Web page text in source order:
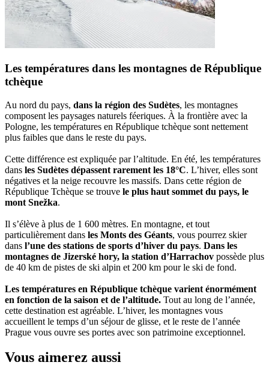
Les températures dans les montagnes de République
tchèque
Au nord du pays, dans la région des Sudètes, les montagnes
composent les paysages naturels féeriques. À la frontière avec la
Pologne, les températures en République tchèque sont nettement
plus faibles que dans le reste du pays.
Cette différence est expliquée par l’altitude. En été, les températures
dans les Sudètes dépassent rarement les 18°C. L’hiver, elles sont
négatives et la neige recouvre les massifs. Dans cette région de
République Tchèque se trouve le plus haut sommet du pays, le
mont Snežka.
Il s’élève à plus de 1 600 mètres. En montagne, et tout
particulièrement dans les Monts des Géants, vous pourrez skier
dans l’une des stations de sports d’hiver du pays. Dans les
montagnes de Jizerské hory, la station d’Harrachov possède plus
de 40 km de pistes de ski alpin et 200 km pour le ski de fond.
Les températures en République tchèque varient énormément
en fonction de la saison et de l’altitude. Tout au long de l’année,
cette destination est agréable. L’hiver, les montagnes vous
accueillent le temps d’un séjour de glisse, et le reste de l’année
Prague vous ouvre ses portes avec son patrimoine exceptionnel.
Vous aimerez aussi